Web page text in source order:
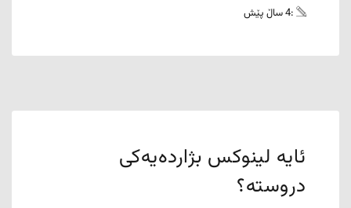
:4 ساڵ پێش
ئایە لینوکس بژاردەیەکی
دروستە؟